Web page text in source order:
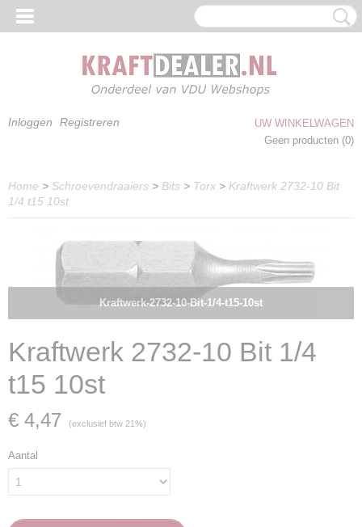
Inloggen Registreren
UW WINKELWAGEN
Geen producten (0)
Home > Schroevendraaiers > Bits > Torx > Kraftwerk 2732-10 Bit
1/4 t15 10st
Kraftwerk-2732-10-Bit-1/4-t15-10st
Kraftwerk 2732-10 Bit 1/4
t15 10st
€ 4,47 (exclusief btw 21%)
Aantal